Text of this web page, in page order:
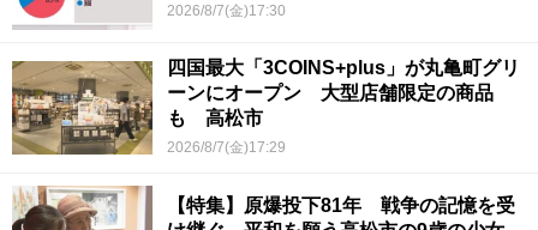
2026/8/7(金)17:30
四国最大「3COINS+plus」が丸亀町グリ
ーンにオープン 大型店舗限定の商品
も 高松市
2026/8/7(金)17:29
【特集】原爆投下81年 戦争の記憶を受